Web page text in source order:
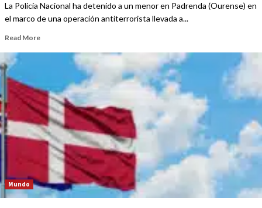
La Policía Nacional ha detenido a un menor en Padrenda (Ourense) en
el marco de una operación antiterrorista llevada a...
Read More
Mundo